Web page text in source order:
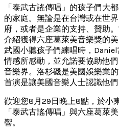
「泰武古謠傳唱」的孩子們大
的家庭。無論是在台灣或在世
府，或者是企業的支持、贊助
介紹獲得六座葛萊美音樂獎的
武國小聽孩子們練唱時，
情感所感動，並允諾要協助他
音樂界。洛杉磯是美國娛樂業
首演是讓美國音樂人士認識他們
歡迎您8月29日晚上8點，於小
「泰武古謠傳唱」與六座葛萊
響。